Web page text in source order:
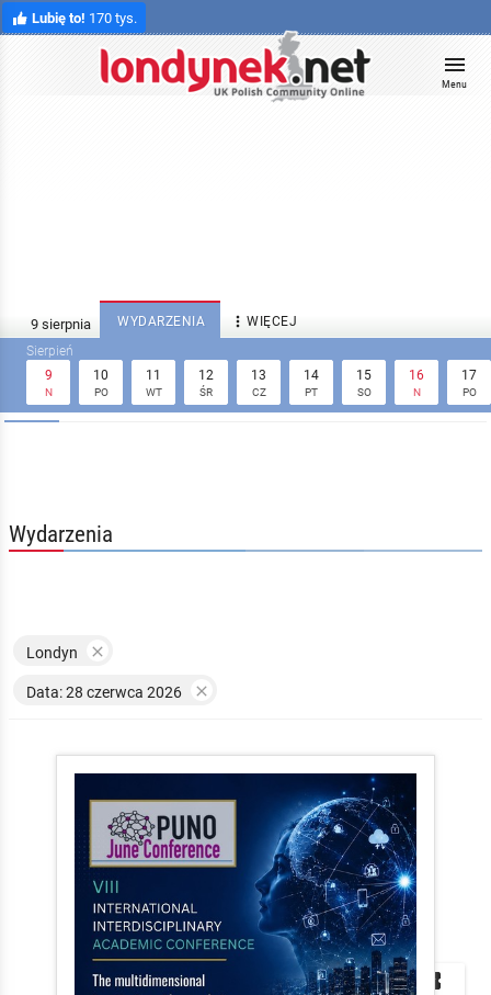
Lubię to! 170 tys.
Menu
WYDARZENIA  WIĘCEJ
9
N
10
PO
11
WT
12
ŚR
13
CZ
14
PT
15
SO
16
N
17
PO
Wydarzenia
 local_play
Londyn 
Data: 28 czerwca 2026 